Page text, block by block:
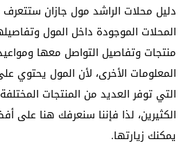
دليل محلات الراشد مول جازان
المحلات الموجودة داخل المول
منتجات وتفاصيل التواصل معها
المعلومات الأخرى، لأن المول يحتوي
التي توفر العديد من المنتجات
الكثيرين، لذا فإننا سنعرفك هنا على
يمكنك زيارتها.